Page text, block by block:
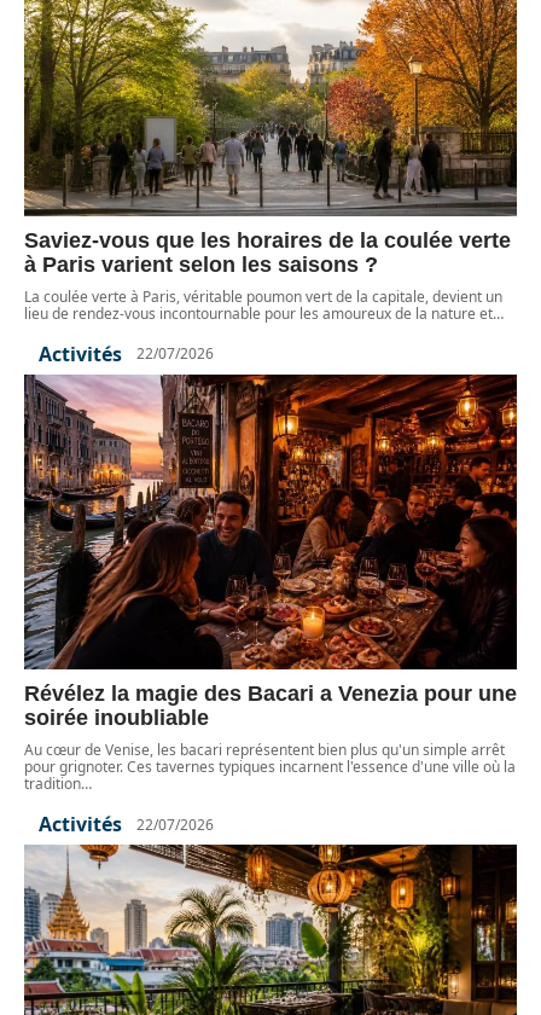
Saviez-vous que les horaires de la coulée verte
à Paris varient selon les saisons ?
La coulée verte à Paris, véritable poumon vert de la capitale, devient un
lieu de rendez-vous incontournable pour les amoureux de la nature et…
Activités 22/07/2026
Révélez la magie des Bacari a Venezia pour une
soirée inoubliable
Au cœur de Venise, les bacari représentent bien plus qu'un simple arrêt
pour grignoter. Ces tavernes typiques incarnent l'essence d'une ville où la
tradition…
Activités 22/07/2026